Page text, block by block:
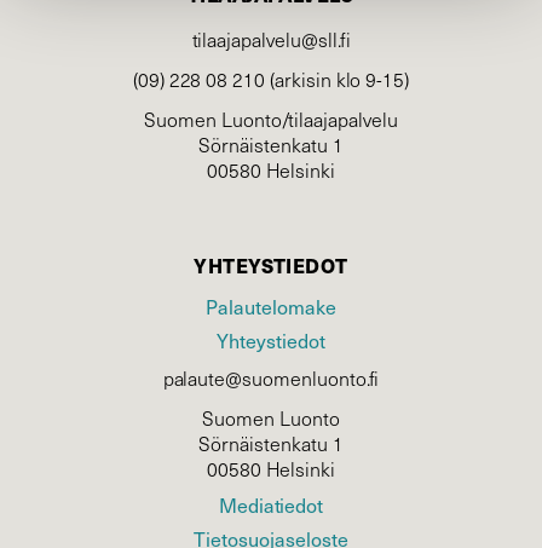
tilaajapalvelu@sll.fi
(09) 228 08 210 (arkisin klo 9-15)
Suomen Luonto/tilaajapalvelu
Sörnäistenkatu 1
00580 Helsinki
YHTEYSTIEDOT
Palautelomake
Yhteystiedot
palaute@suomenluonto.fi
Suomen Luonto
Sörnäistenkatu 1
00580 Helsinki
Mediatiedot
Tietosuojaseloste